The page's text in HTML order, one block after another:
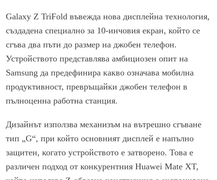
Galaxy Z TriFold въвежда нова дисплейна технология,
създадена специално за 10-инчовия екран, който се
сгъва два пъти до размер на джобен телефон.
Устройството представлява амбициозен опит на
Samsung да предефинира какво означава мобилна
продуктивност, превръщайки джобен телефон в
пълноценна работна станция.
Дизайнът използва механизъм на вътрешно сгъване
тип „G“, при който основният дисплей е напълно
защитен, когато устройството е затворено. Това е
различен подход от конкурентния Huawei Mate XT,